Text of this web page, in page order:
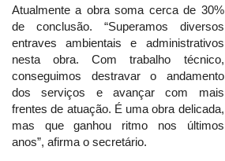
Atualmente a obra soma cerca de 30%
de conclusão. “Superamos diversos
entraves ambientais e administrativos
nesta obra. Com trabalho técnico,
conseguimos destravar o andamento
dos serviços e avançar com mais
frentes de atuação. É uma obra delicada,
mas que ganhou ritmo nos últimos
anos”, afirma o secretário.